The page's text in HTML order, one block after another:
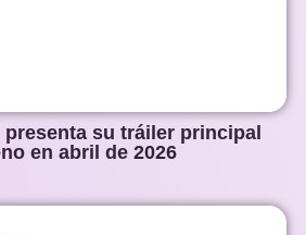
presenta su tráiler principal
en abril de 2026